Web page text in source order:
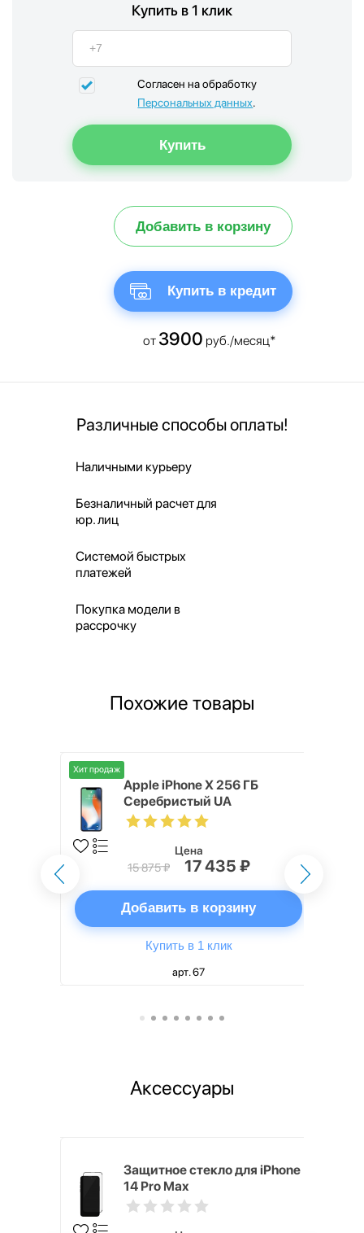
Купить в 1 клик
Согласен на обработку
Персональных данных.
Добавить в корзину
Купить в кредит
от 3900 руб./месяц*
Различные способы оплаты!
Наличными курьеру
Безналичный расчет для
юр. лиц
Системой быстрых
платежей
Покупка модели в
рассрочку
Похожие товары
Хит продаж
Apple iPhone X 256 ГБ
Серебристый UA
Цена
15 875 ₽
17 435 ₽
Добавить в корзину
Купить в 1 клик
арт. 67
Аксессуары
Защитное стекло для iPhone
14 Pro Max